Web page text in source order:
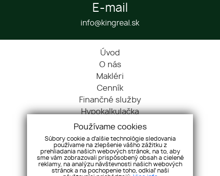
E-mail
info@kingreal.sk
Úvod
O nás
Makléri
Cenník
Finančné služby
Hypokalkulačka
Blog
Cookies
Kontakt
Nehnuteľnosti
Referencie
Používame cookies
Súbory cookie a ďalšie technológie sledovania
používame na zlepšenie vášho zážitku z
prehliadania našich webových stránok, na to, aby
sme vám zobrazovali prispôsobený obsah a cielené
reklamy, na analýzu návštevnosti našich webových
stránok a na pochopenie toho, odkiaľ naši